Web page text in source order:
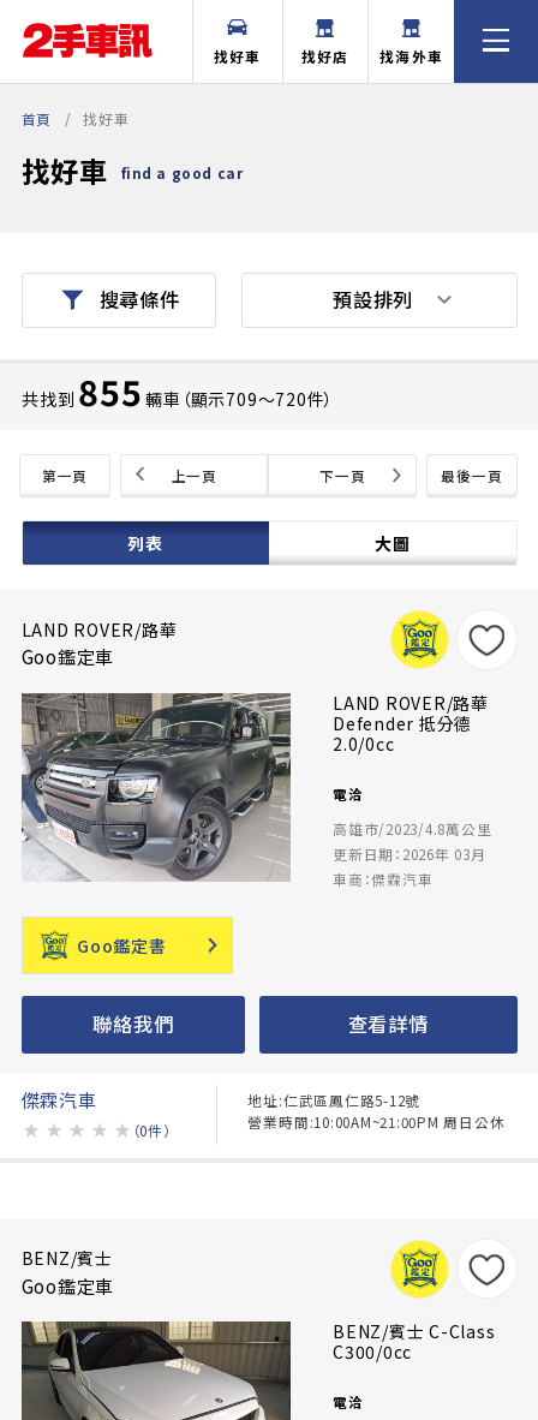
找好車 找好店 找海外車
首頁 找好車
找好車 find a good car
搜尋條件
共找到 855 輛車（顯示709〜720件）
第一頁 最後一頁
上一頁 下一頁
列表 大圖
預設排列
LAND ROVER/路華
Goo鑑定車
LAND ROVER/路華
Defender 抵分德
2.0/0cc
電洽
高雄市/2023/4.8萬公里
更新日期：2026年 03月
車商：傑霖汽車
Goo鑑定書
聯絡我們 查看詳情
傑霖汽車
★ ★ ★ ★ ★ （0件）
地址:仁武區鳳仁路5-12號
營業時間:10:00AM~21:00PM 周日公休
BENZ/賓士
Goo鑑定車
BENZ/賓士 C-Class
C300/0cc
電洽